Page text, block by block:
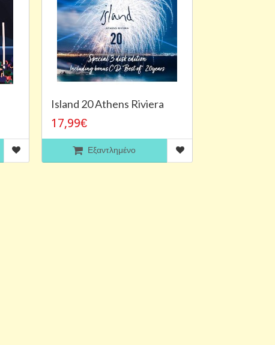
Island 20 Athens Riviera
17,99€
Εξαντλημένο